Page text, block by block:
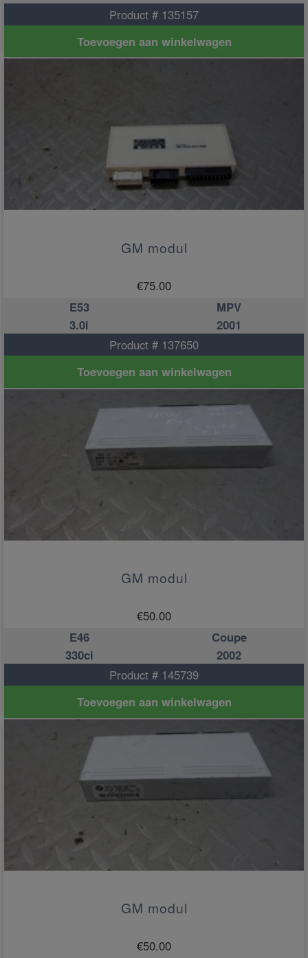
Product # 135157
Toevoegen aan winkelwagen
GM modul
€75.00
E53
MPV
3.0i
2001
Product # 137650
Toevoegen aan winkelwagen
GM modul
€50.00
E46
Coupe
330ci
2002
Product # 145739
Toevoegen aan winkelwagen
GM modul
€50.00